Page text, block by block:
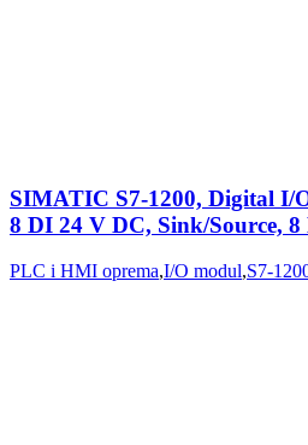
SIMATIC S7-1200, Digital I/
8 DI 24 V DC, Sink/Source, 8
PLC i HMI oprema,I/O modul,S7-